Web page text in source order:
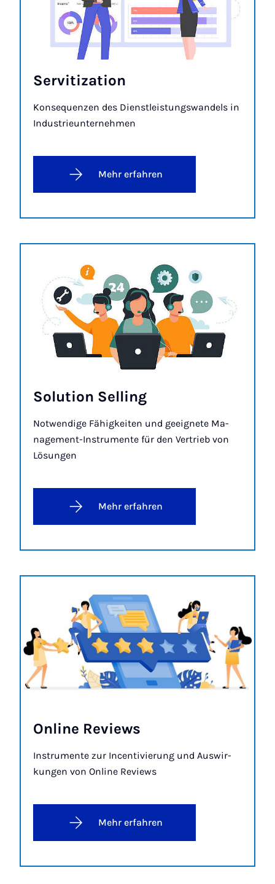
Ser­vi­ti­za­ti­on
Kon­se­quen­zen des Dienst­leis­tungs­wan­dels in
In­dus­trie­un­ter­neh­men
Mehr erfahren
So­lu­ti­on Sel­­ling
Not­wen­di­ge Fä­hig­kei­ten und ge­eig­ne­te Ma­
nage­ment-In­stru­men­te für den Ver­trieb von
Lö­sun­gen
Mehr erfahren
On­line Re­views
In­stru­men­te zur In­cen­ti­vie­rung und Aus­wir­
kun­gen von On­line Re­views
Mehr erfahren